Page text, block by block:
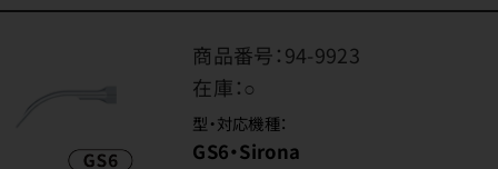
商品番号：94-9923
在庫：○
型・対応機種：
GS6・Sirona